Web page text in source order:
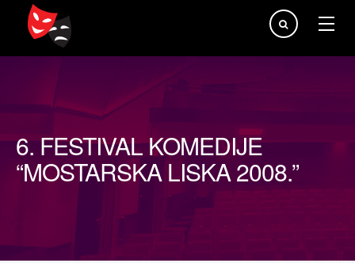
Traži...
6. FESTIVAL KOMEDIJE
“MOSTARSKA LISKA 2008.”